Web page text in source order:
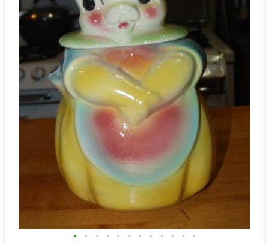
• • • • • • • • • • • •